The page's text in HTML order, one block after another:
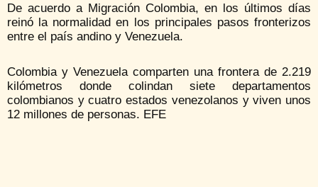
De acuerdo a Migración Colombia, en los últimos días
reinó la normalidad en los principales pasos fronterizos
entre el país andino y Venezuela.
Colombia y Venezuela comparten una frontera de 2.219
kilómetros donde colindan siete departamentos
colombianos y cuatro estados venezolanos y viven unos
12 millones de personas. EFE